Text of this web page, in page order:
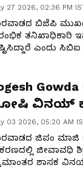
27 2026, 02:36 PM
ಬಿಜೆಪಿ
ತನಿಖಾಧಿಕಾರಿ
ಎಂದು
ವಿನಯ್
ಶಾಸಕತ್ವ
03 2026, 05:20 AM
ಜಿಪಂ
ಜೀವಾವಧಿ
ಶಾಸಕ